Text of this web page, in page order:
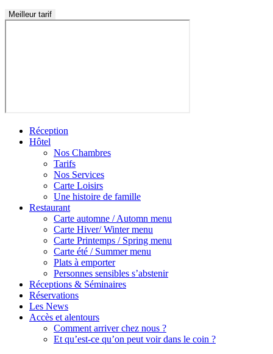
Meilleur tarif
Réception
Hôtel
Nos Chambres
Tarifs
Nos Services
Carte Loisirs
Une histoire de famille
Restaurant
Carte automne / Automn menu
Carte Hiver/ Winter menu
Carte Printemps / Spring menu
Carte été / Summer menu
Plats à emporter
Personnes sensibles s’abstenir
Réceptions & Séminaires
Réservations
Les News
Accès et alentours
Comment arriver chez nous ?
Et qu’est-ce qu’on peut voir dans le coin ?